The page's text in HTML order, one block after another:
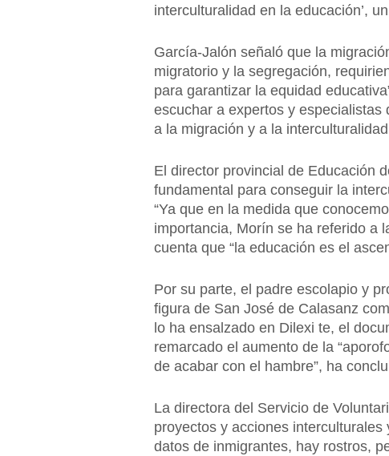
interculturalidad en la educación’,
García-Jalón señaló que la
migratorio y la segregación,
para garantizar la equidad
escuchar a expertos y
a la migración y a la
El director provincial de Educación
fundamental para conseguir la
“Ya que en la medida que
importancia, Morín se ha referido a
cuenta que “la educación es el
Por su parte, el padre escolapio y
figura de San José de Calasanz
lo ha ensalzado en Dilexi te, el
remarcado el aumento de la
de acabar con el hambre”, ha
La directora del Servicio de
proyectos y acciones
datos de inmigrantes, hay rostros,